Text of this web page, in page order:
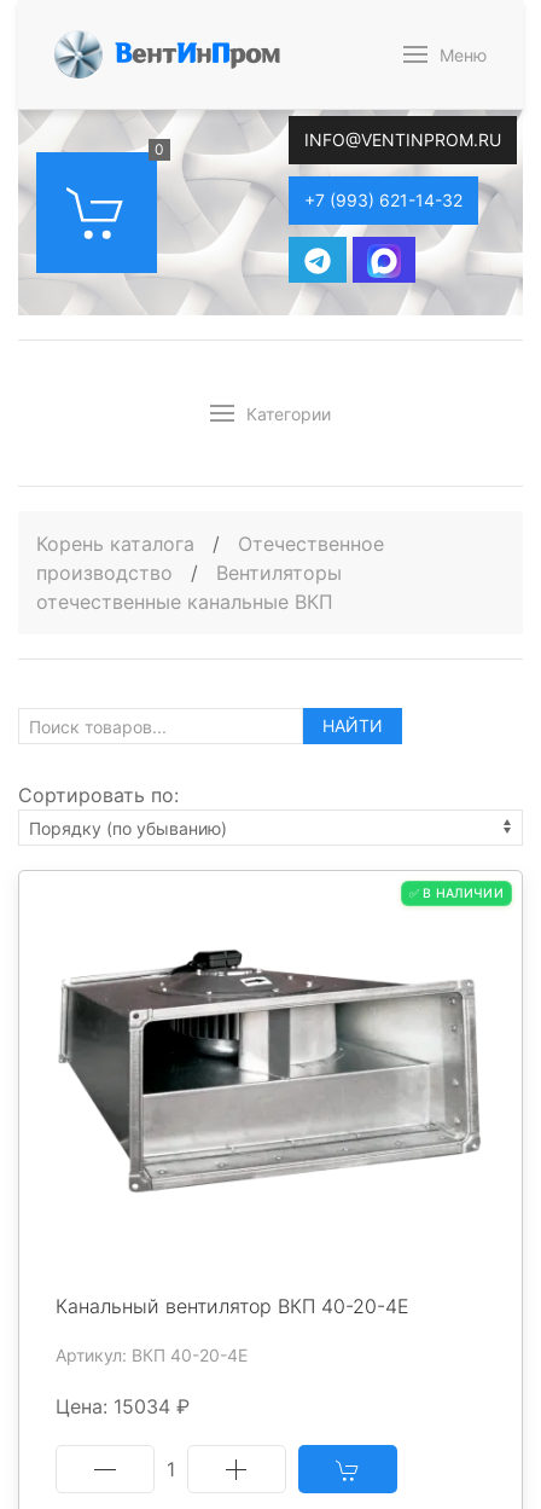
ВентИнПром Меню
0 INFO@VENTINPROM.RU
+7 (993) 621-14-32
Категории
Корень каталога /
Отечественное
производство
/
Вентиляторы
отечественные канальные ВКП
НАЙТИ
Сортировать по:
✅ В НАЛИЧИИ
Канальный вентилятор ВКП 40-20-4Е
Артикул: ВКП 40-20-4Е
Цена: 15034 ₽
1